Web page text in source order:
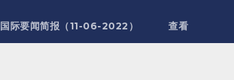
国际要闻简报（11-06-2022） 查看